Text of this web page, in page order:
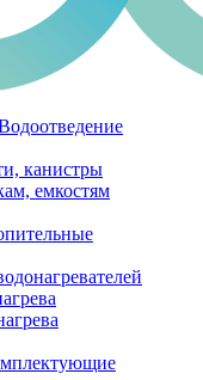
канистры
емкостям